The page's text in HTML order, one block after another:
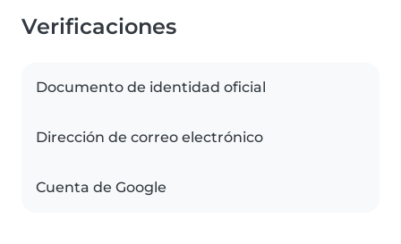
Verificaciones
Documento de identidad oficial
Dirección de correo electrónico
Cuenta de Google